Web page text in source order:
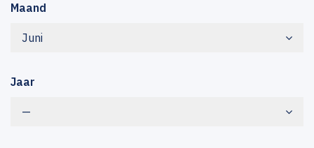
Maand
Juni
Jaar
—